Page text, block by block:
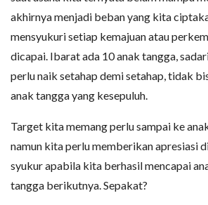
akhirnya menjadi beban yang kita
mensyukuri setiap kemajuan atau
dicapai. Ibarat ada 10 anak tangga,
perlu naik setahap demi setahap, tidak
anak tangga yang kesepuluh.
Target kita memang perlu sampai ke
namun kita perlu memberikan apresiasi
syukur apabila kita berhasil mencapai
tangga berikutnya. Sepakat?